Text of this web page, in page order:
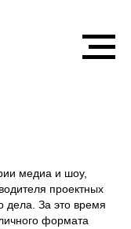
медиа и шоу,
проектных
дела. За это время
формата